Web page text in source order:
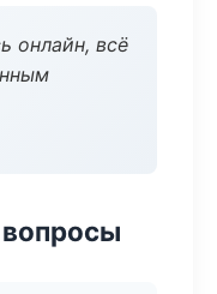
онлайн, всё